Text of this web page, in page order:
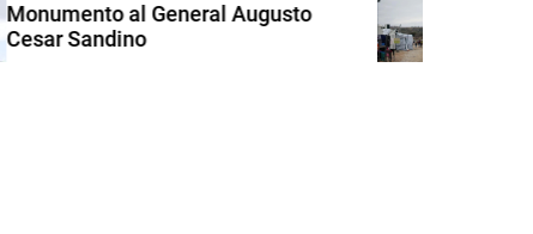
0 Migración y Diáspora
Nicaragüense: Un Viaje de